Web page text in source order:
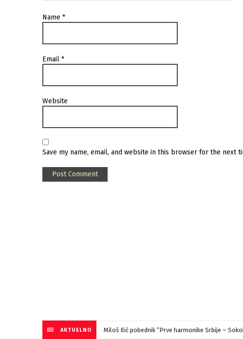
Name *
Email *
Website
Save my name, email, and website in this browser for the next
AKTUELNO Miloš Ilić pobednik “Prve harmonike Srbije –